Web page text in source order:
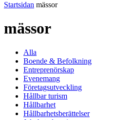
Startsidan mässor
mässor
Alla
Boende & Befolkning
Entreprenörskap
Evenemang
Företagsutveckling
Hållbar turism
Hållbarhet
Hållbarhetsberättelser